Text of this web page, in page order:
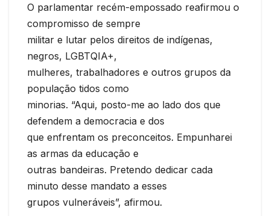
O parlamentar recém-empossado reafirmou o
compromisso de sempre
militar e lutar pelos direitos de indígenas,
negros, LGBTQIA+,
mulheres, trabalhadores e outros grupos da
população tidos como
minorias. “Aqui, posto-me ao lado dos que
defendem a democracia e dos
que enfrentam os preconceitos. Empunharei
as armas da educação e
outras bandeiras. Pretendo dedicar cada
minuto desse mandato a esses
grupos vulneráveis”, afirmou.